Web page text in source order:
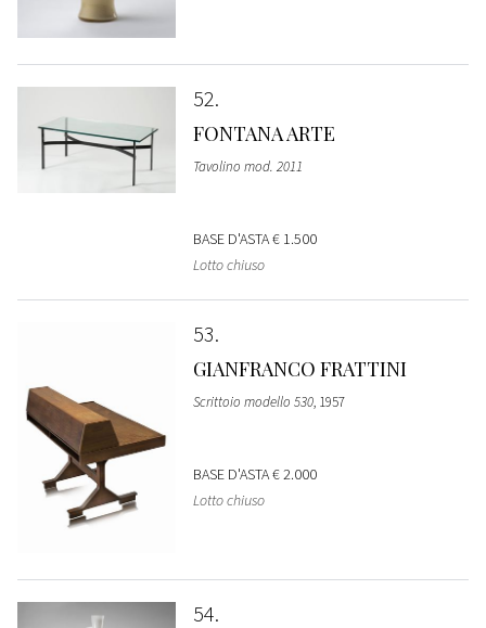
52
FONTANA ARTE
Tavolino mod. 2011
BASE D'ASTA€ 1.500
Lotto chiuso
53
GIANFRANCO FRATTINI
Scrittoio modello 530, 1957
BASE D'ASTA€ 2.000
Lotto chiuso
54